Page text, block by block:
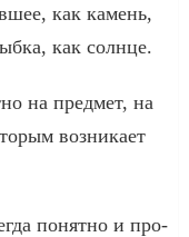
как камень,
как солн­це.
на пред­мет, на
воз­ни­ка­ет
понят­но и про­